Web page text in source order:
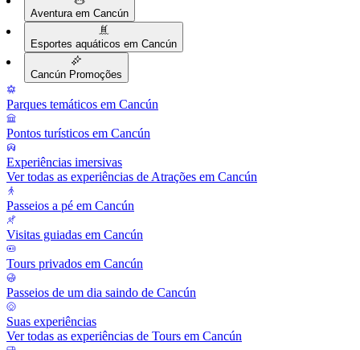
Aventura em Cancún
Esportes aquáticos em Cancún
Cancún Promoções
Parques temáticos em Cancún
Pontos turísticos em Cancún
Experiências imersivas
Ver todas as experiências de Atrações em Cancún
Passeios a pé em Cancún
Visitas guiadas em Cancún
Tours privados em Cancún
Passeios de um dia saindo de Cancún
Suas experiências
Ver todas as experiências de Tours em Cancún